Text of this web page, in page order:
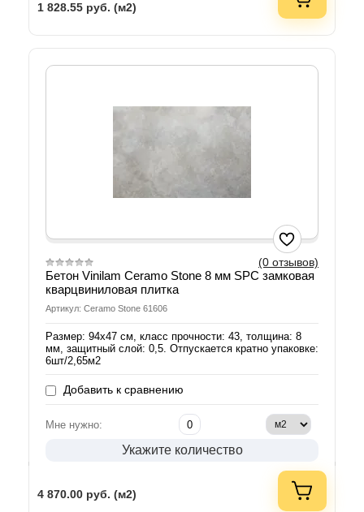
1 828.55 руб. (м2)
(0 отзывов)
Бетон Vinilam Ceramo Stone 8 мм SPC замковая
кварцвиниловая плитка
Артикул: Ceramo Stone 61606
Размер: 94х47 см, класс прочности: 43, толщина: 8
мм, защитный слой: 0,5. Отпускается кратно упаковке:
6шт/2,65м2
Добавить к сравнению
Мне нужно:
Укажите количество
4 870.00 руб. (м2)